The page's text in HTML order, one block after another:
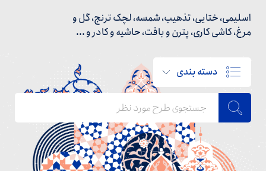
اسلیمی، ختایی، تذهیب، شمسه، لچک ترنج، گل و
مرغ، کاشی کاری، پترن و بافت، حاشیه و کادر و ...
دسته بندی